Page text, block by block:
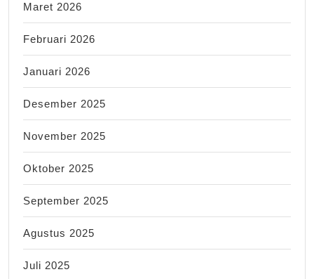
Maret 2026
Februari 2026
Januari 2026
Desember 2025
November 2025
Oktober 2025
September 2025
Agustus 2025
Juli 2025